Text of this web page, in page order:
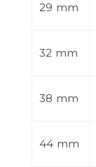
29 mm
32 mm
38 mm
44 mm